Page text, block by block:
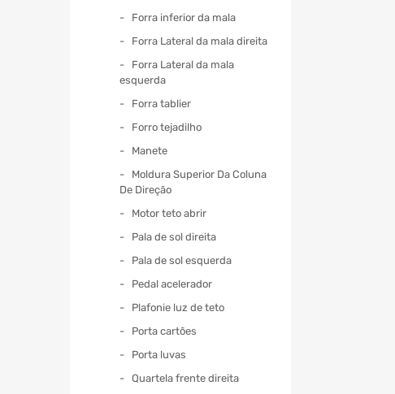
Forra inferior da mala
Forra Lateral da mala direita
Forra Lateral da mala
esquerda
Forra tablier
Forro tejadilho
Manete
Moldura Superior Da Coluna
De Direção
Motor teto abrir
Pala de sol direita
Pala de sol esquerda
Pedal acelerador
Plafonie luz de teto
Porta cartões
Porta luvas
Quartela frente direita